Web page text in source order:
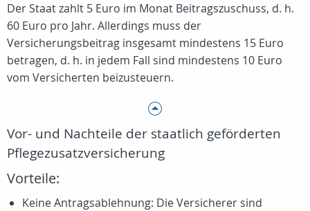
Der Staat zahlt 5 Euro im Monat Beitragszuschuss, d. h.
60 Euro pro Jahr. Allerdings muss der
Versicherungsbeitrag insgesamt mindestens 15 Euro
betragen, d. h. in jedem Fall sind mindestens 10 Euro
vom Versicherten beizusteuern.
Vor- und Nachteile der staatlich geförderten
Pflegezusatzversicherung
Vorteile:
Keine Antragsablehnung: Die Versicherer sind